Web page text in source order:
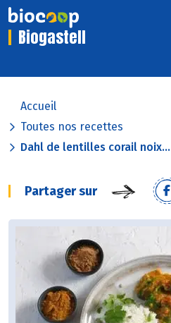
Biogastell
Accueil
Toutes nos recettes
Dahl de lentilles corail noix...
Partager sur